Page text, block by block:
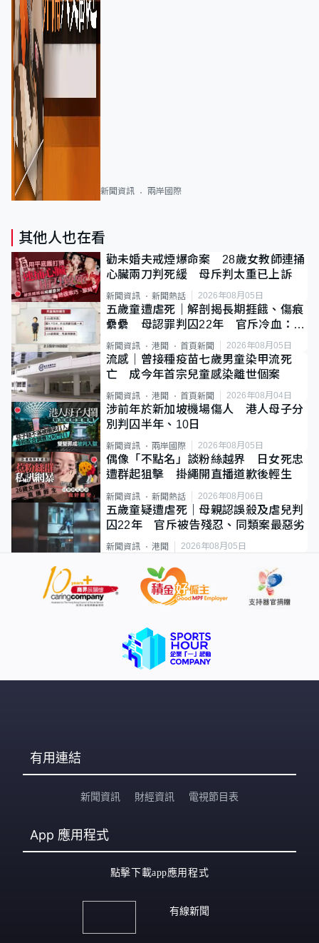
新聞資訊 兩岸國際
其他人也在看
勸未婚夫戒煙爆命案 28歲女教師連捅
心臟兩刀判死緩 母斥判太重已上訴
新聞資訊 新聞熱話 2026年08月05日
五歲童遭虐死｜解剖揭長期捱餓、傷痕
纍纍 母認罪判囚22年 官斥冷血：同
類案最惡劣
新聞資訊 港聞 首頁新聞 2026年08月05日
流感｜曾接種疫苗七歲男童染甲流死
亡 成今年首宗兒童感染離世個案
新聞資訊 港聞 首頁新聞 2026年08月04日
涉前年於新加坡機場傷人 港人母子分
別判囚半年、10日
新聞資訊 兩岸國際 2026年08月05日
偶像「不點名」談粉絲越界 日女死忠
遭群起狙擊 掛繩開直播道歉後輕生
新聞資訊 新聞熱話 2026年08月06日
五歲童疑遭虐死｜母親認誤殺及虐兒判
囚22年 官斥被告殘忍、同類案最惡劣
新聞資訊 港聞 2026年08月05日
有用連結
新聞資訊 財經資訊 電視節目表
App 應用程式
點擊下載app應用程式
有線新聞